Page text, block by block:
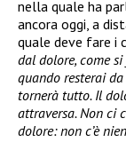
nella quale ha
ancora oggi, a
quale deve fare i
dal dolore, come
quando resterai
tornerà tutto. Il
attraversa. Non ci
dolore: non c’è